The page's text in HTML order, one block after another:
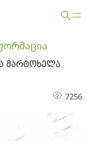
მარტოხელა
7256